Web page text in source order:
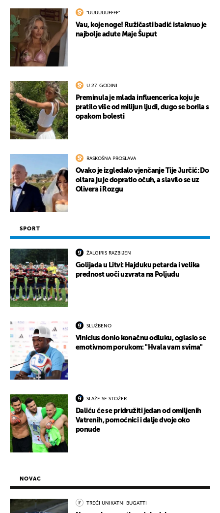
"UUUUUUFFFF"
Vau, koje noge! Ružičasti badić istaknuo je
najbolje adute Maje Šuput
U 27. GODINI
Preminula je mlada influencerica koju je
pratilo više od milijun ljudi, dugo se borila s
opakom bolesti
RASKOŠNA PROSLAVA
Ovako je izgledalo vjenčanje Tije Jurčić: Do
oltara ju je dopratio očuh, a slavilo se uz
Olivera i Rozgu
SPORT
ŽALGIRIS RAZBIJEN
Golijada u Litvi: Hajduku petarda i velika
prednost uoči uzvrata na Poljudu
SLUŽBENO
Vinicius donio konačnu odluku, oglasio se
emotivnom porukom: "Hvala vam svima"
SLAŽE SE STOŽER
Daliću će se pridružiti jedan od omiljenih
Vatrenih, pomoćnici i dalje dvoje oko
ponude
NOVAC
TREĆI UNIKATNI BUGATTI